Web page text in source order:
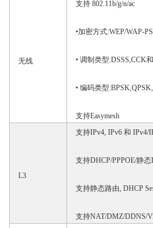
无线
支持 802.11b/g/n/ac
•加密方式:WEP/WAP-
• 调制类型:DSSS,CCK
• 编码类型
支持Easymesh
L3
支持IPv4, IPv6 和 IPv4/
支持DHCP/PPPOE/静态
支持静态路由, DHCP
支持NAT/DMZ/DDNS/